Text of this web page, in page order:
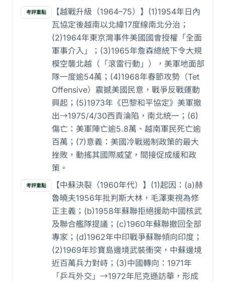
考評重點
【越戰升級（1964–75）】(1)1954年日內
瓦協定後越南以北緯17度線南北分治；
(2)1964年東京灣事件美國國會授權「全面
軍事介入」；(3)1965年詹森總統下令大規
模空襲北越（「滾雷行動」），美軍地面部
隊一度逾54萬；(4)1968年春節攻勢（Tet
Offensive）震撼美國民意，戰爭反戰運動
興起；(5)1973年《巴黎和平協定》美軍撤
出→1975/4/30西貢淪陷，南北統一；(6)
傷亡：美軍陣亡逾5.8萬、越南軍民死亡逾
百萬；(7)意義：美國冷戰遏制政策的最大
挫敗，動搖其國際威望，間接促成緩和政
策。
考評重點
【中蘇決裂（1960年代）】(1)起因：(a)赫
魯曉夫1956年批判斯大林，毛澤東視為修
正主義；(b)1958年蘇聯拒絕援助中國核武
及聯合艦隊提議；(c)1960年蘇聯撤回全部
專家；(d)1962年中印戰爭蘇聯傾向印度；
(2)1969年珍寶島邊境武裝衝突，中蘇邊境
近百萬兵力對峙；(3)中國轉向：1971年
「乒乓外交」→1972年尼克遜訪華，形成